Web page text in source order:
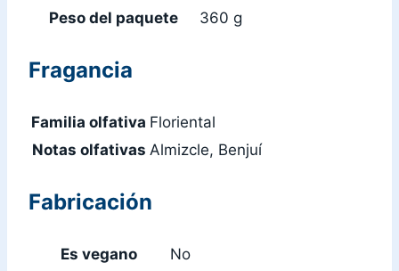
Peso del paquete
360 g
Fragancia
Familia olfativa Floriental
Notas olfativas Almizcle, Benjuí
Fabricación
Es vegano
No